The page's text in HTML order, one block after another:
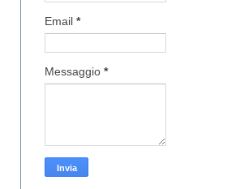
Email *
Messaggio *